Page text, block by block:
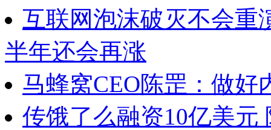
互联网泡沫破灭不会重
半年还会再涨
马蜂窝CEO陈罡：做
传饿了么融资10亿美元